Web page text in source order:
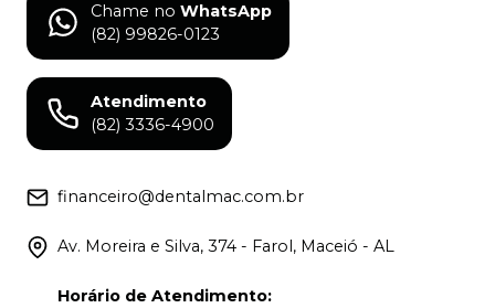
Chame no WhatsApp
(82) 99826-0123
Atendimento
(82) 3336-4900
financeiro@dentalmac.com.br
Av. Moreira e Silva, 374 - Farol, Maceió - AL
Horário de Atendimento: